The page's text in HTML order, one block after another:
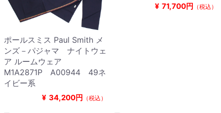
ポールスミス Paul Smith メ
ンズ－パジャマ ナイトウェ
ア ルームウェア
M1A2871P A00944 49ネ
イビー系
¥ 34,200円 （税込）
¥ 71,700円 （税込）